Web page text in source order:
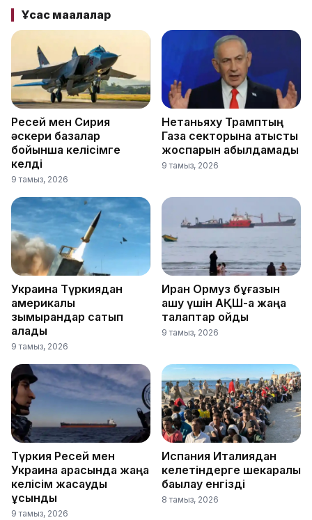
Ұқсас мақалалар
Ресей мен Сирия
әскери базалар
бойынша келісімге
келді
9 тамыз, 2026
Нетаньяху Трамптың
Газа секторына қатысты
жоспарын қабылдамады
9 тамыз, 2026
Украина Түркиядан
америкалық
зымырандар сатып
алады
9 тамыз, 2026
Иран Ормуз бұғазын
ашу үшін АҚШ-қа жаңа
талаптар қойды
9 тамыз, 2026
Түркия Ресей мен
Украина арасында жаңа
келісім жасауды
ұсынды
9 тамыз, 2026
Испания Италиядан
келетіндерге шекаралық
бақылау енгізді
8 тамыз, 2026